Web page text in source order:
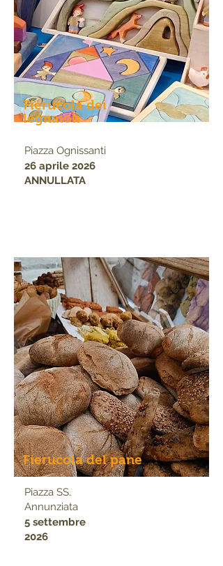
Fierucola dei
legnaioli
Piazza Ognissanti
26 aprile 2026
ANNULLATA
Fierucola del pane
Piazza SS.
Annunziata
5 settembre
2026